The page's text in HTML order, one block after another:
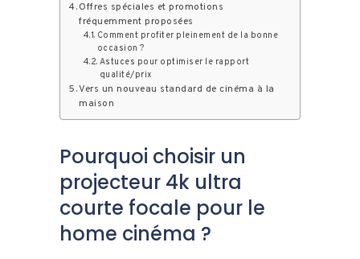
Offres spéciales et promotions
fréquemment proposées
Comment profiter pleinement de la bonne
occasion ?
Astuces pour optimiser le rapport
qualité/prix
Vers un nouveau standard de cinéma à la
maison
Pourquoi choisir un
projecteur 4k ultra
courte focale pour le
home cinéma ?